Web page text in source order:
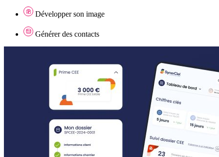
Développer son image
Générer des contacts